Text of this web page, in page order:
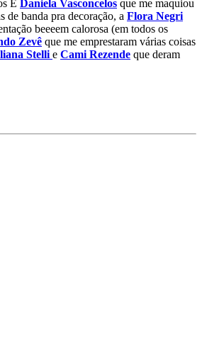
E Daniela Vasconcelos que me maquiou
banda pra decoração, a Flora Negri
beeeem calorosa (em todos os
Zevê que me emprestaram várias coisas
Stelli e Cami Rezende que deram